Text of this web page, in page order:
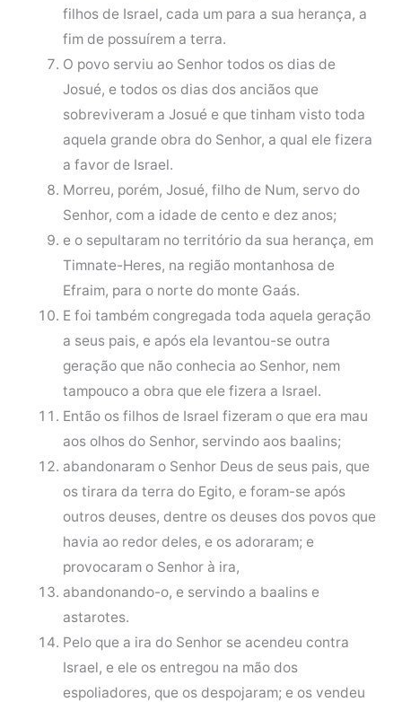
filhos de Israel, cada um para a sua herança, a
fim de possuírem a terra.
O povo serviu ao Senhor todos os dias de
Josué, e todos os dias dos anciãos que
sobreviveram a Josué e que tinham visto toda
aquela grande obra do Senhor, a qual ele fizera
a favor de Israel.
Morreu, porém, Josué, filho de Num, servo do
Senhor, com a idade de cento e dez anos;
e o sepultaram no território da sua herança, em
Timnate-Heres, na região montanhosa de
Efraim, para o norte do monte Gaás.
E foi também congregada toda aquela geração
a seus pais, e após ela levantou-se outra
geração que não conhecia ao Senhor, nem
tampouco a obra que ele fizera a Israel.
Então os filhos de Israel fizeram o que era mau
aos olhos do Senhor, servindo aos baalins;
abandonaram o Senhor Deus de seus pais, que
os tirara da terra do Egito, e foram-se após
outros deuses, dentre os deuses dos povos que
havia ao redor deles, e os adoraram; e
provocaram o Senhor à ira,
abandonando-o, e servindo a baalins e
astarotes.
Pelo que a ira do Senhor se acendeu contra
Israel, e ele os entregou na mão dos
espoliadores, que os despojaram; e os vendeu